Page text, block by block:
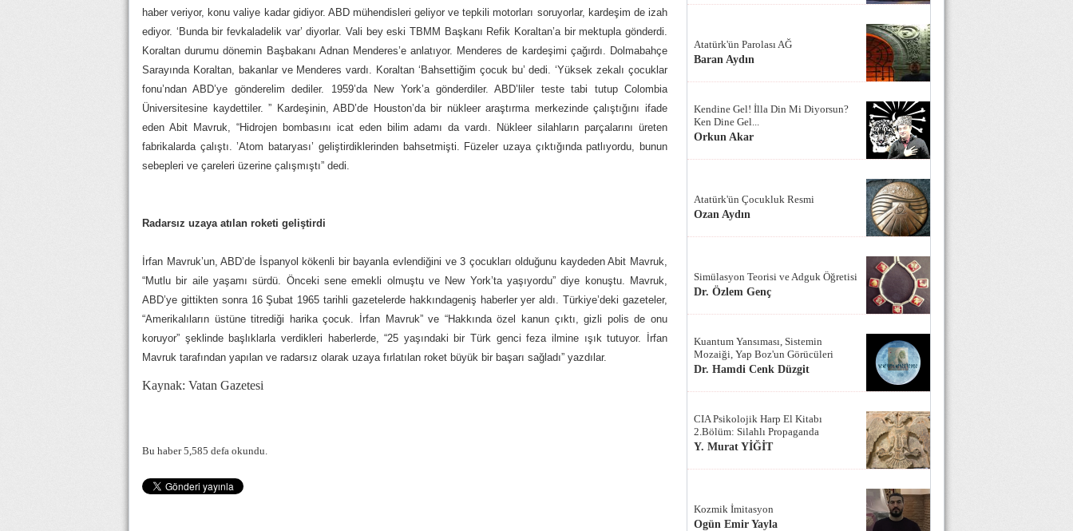
haber veriyor, konu valiye kadar gidiyor. ABD mühendisleri geliyor ve tepkili motorları soruyorlar, kardeşim de izah
ediyor. ‘Bunda bir fevkaladelik var’ diyorlar. Vali bey eski TBMM Başkanı Refik Koraltan’a bir mektupla gönderdi.
Koraltan durumu dönemin Başbakanı Adnan Menderes’e anlatıyor. Menderes de kardeşimi çağırdı. Dolmabahçe
Sarayında Koraltan, bakanlar ve Menderes vardı. Koraltan ‘Bahsettiğim çocuk bu’ dedi. ‘Yüksek zekalı çocuklar
fonu’ndan ABD’ye gönderelim dediler. 1959’da New York’a gönderdiler. ABD’liler teste tabi tutup Colombia
Üniversitesine kaydettiler. ” Kardeşinin, ABD’de Houston’da bir nükleer araştırma merkezinde çalıştığını ifade
eden Abit Mavruk, “Hidrojen bombasını icat eden bilim adamı da vardı. Nükleer silahların parçalarını üreten
fabrikalarda çalıştı. ’Atom bataryası’ geliştirdiklerinden bahsetmişti. Füzeler uzaya çıktığında patlıyordu, bunun
sebepleri ve çareleri üzerine çalışmıştı” dedi.
Radarsız uzaya atılan roketi geliştirdi
İrfan Mavruk’un, ABD’de İspanyol kökenli bir bayanla evlendiğini ve 3 çocukları olduğunu kaydeden Abit Mavruk,
“Mutlu bir aile yaşamı sürdü. Önceki sene emekli olmuştu ve New York’ta yaşıyordu” diye konuştu. Mavruk,
ABD’ye gittikten sonra 16 Şubat 1965 tarihli gazetelerde hakkındageniş haberler yer aldı. Türkiye’deki gazeteler,
“Amerikalıların üstüne titrediği harika çocuk. İrfan Mavruk” ve “Hakkında özel kanun çıktı, gizli polis de onu
koruyor” şeklinde başlıklarla verdikleri haberlerde, “25 yaşındaki bir Türk genci feza ilmine ışık tutuyor. İrfan
Mavruk tarafından yapılan ve radarsız olarak uzaya fırlatılan roket büyük bir başarı sağladı” yazdılar.
Kaynak: Vatan Gazetesi
Bu haber 5,585 defa okundu.
Atatürk'ün Parolası AĞ
Baran Aydın
Kendine Gel! İlla Din Mi Diyorsun?
Ken Dine Gel...
Orkun Akar
Atatürk'ün Çocukluk Resmi
Ozan Aydın
Simülasyon Teorisi ve Adguk Öğretisi
Dr. Özlem Genç
Kuantum Yansıması, Sistemin
Mozaiği, Yap Boz'un Görücüleri
Dr. Hamdi Cenk Düzgit
CIA Psikolojik Harp El Kitabı
2.Bölüm: Silahlı Propaganda
Y. Murat YİĞİT
Kozmik İmitasyon
Ogün Emir Yayla